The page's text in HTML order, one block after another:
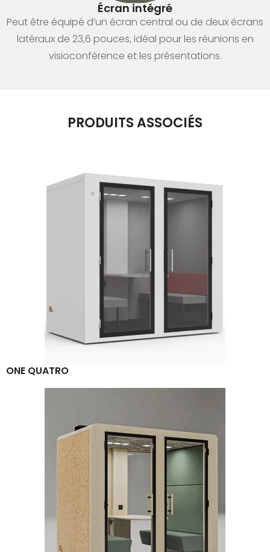
Écran intégré
Peut être équipé d’un écran central ou de deux écrans
latéraux de 23,6 pouces, idéal pour les réunions en
visioconférence et les présentations.
PRODUITS ASSOCIÉS
ONE QUATRO